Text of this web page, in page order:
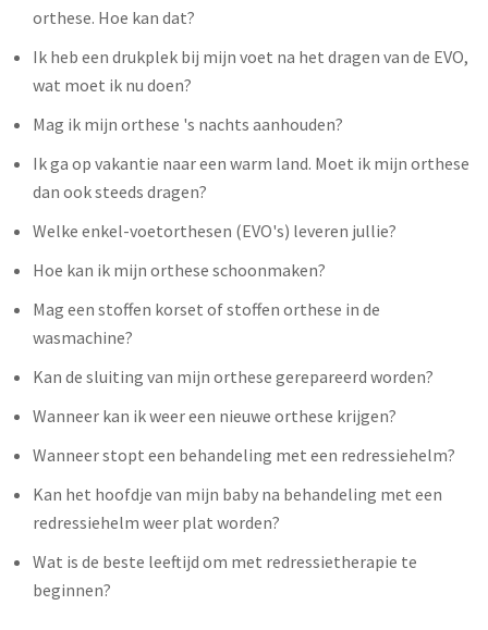
orthese. Hoe kan dat?
Ik heb een drukplek bij mijn voet na het dragen van de EVO,
wat moet ik nu doen?
Mag ik mijn orthese 's nachts aanhouden?
Ik ga op vakantie naar een warm land. Moet ik mijn orthese
dan ook steeds dragen?
Welke enkel-voetorthesen (EVO's) leveren jullie?
Hoe kan ik mijn orthese schoonmaken?
Mag een stoffen korset of stoffen orthese in de
wasmachine?
Kan de sluiting van mijn orthese gerepareerd worden?
Wanneer kan ik weer een nieuwe orthese krijgen?
Wanneer stopt een behandeling met een redressiehelm?
Kan het hoofdje van mijn baby na behandeling met een
redressiehelm weer plat worden?
Wat is de beste leeftijd om met redressietherapie te
beginnen?